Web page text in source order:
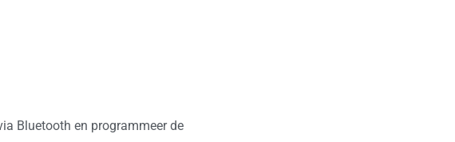
Bluetooth en programmeer de